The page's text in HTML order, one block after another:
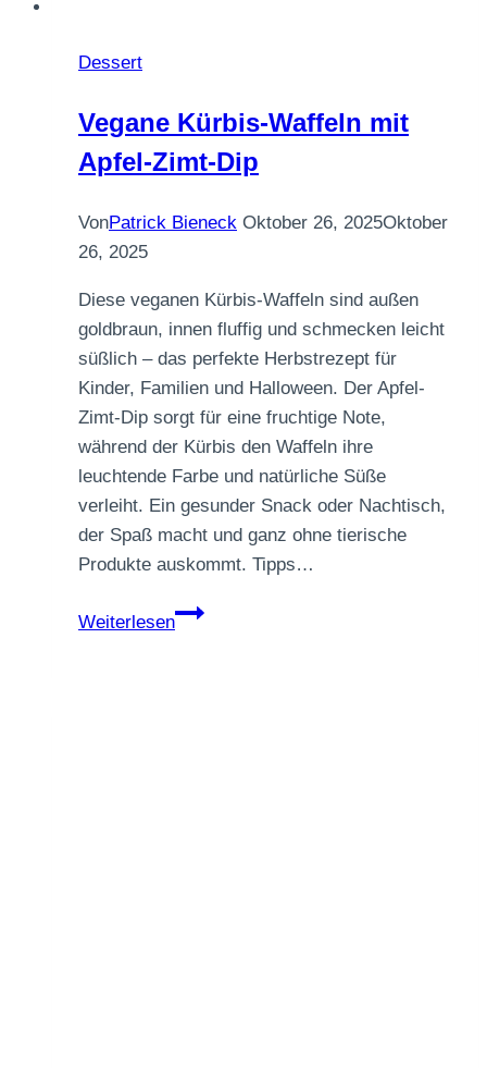
Dessert
Vegane Kürbis-Waffeln mit
Apfel-Zimt-Dip
VonPatrick Bieneck Oktober 26, 2025Oktober
26, 2025
Diese veganen Kürbis-Waffeln sind außen
goldbraun, innen fluffig und schmecken leicht
süßlich – das perfekte Herbstrezept für
Kinder, Familien und Halloween. Der Apfel-
Zimt-Dip sorgt für eine fruchtige Note,
während der Kürbis den Waffeln ihre
leuchtende Farbe und natürliche Süße
verleiht. Ein gesunder Snack oder Nachtisch,
der Spaß macht und ganz ohne tierische
Produkte auskommt. Tipps…
Weiterlesen
Vegane